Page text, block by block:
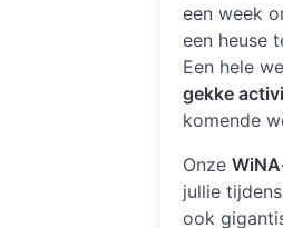
een week
een heuse
Een hele
gekke
komende
Onze
jullie
ook